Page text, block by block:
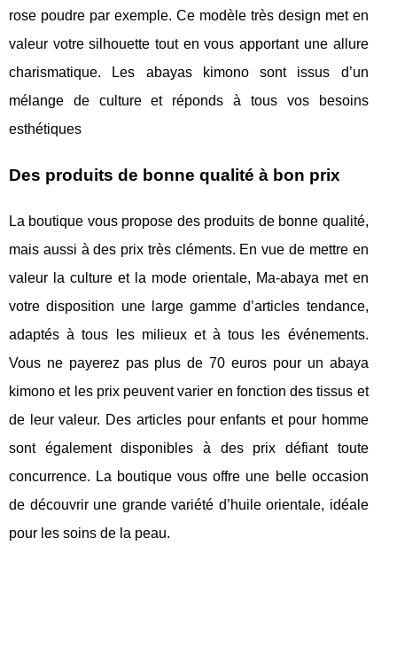
rose poudre par exemple. Ce modèle très design met en
valeur votre silhouette tout en vous apportant une allure
charismatique. Les abayas kimono sont issus d’un
mélange de culture et réponds à tous vos besoins
esthétiques
Des produits de bonne qualité à bon prix
La boutique vous propose des produits de bonne qualité,
mais aussi à des prix très cléments. En vue de mettre en
valeur la culture et la mode orientale, Ma-abaya met en
votre disposition une large gamme d’articles tendance,
adaptés à tous les milieux et à tous les événements.
Vous ne payerez pas plus de 70 euros pour un abaya
kimono et les prix peuvent varier en fonction des tissus et
de leur valeur. Des articles pour enfants et pour homme
sont également disponibles à des prix défiant toute
concurrence. La boutique vous offre une belle occasion
de découvrir une grande variété d’huile orientale, idéale
pour les soins de la peau.